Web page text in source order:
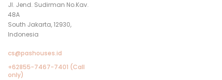
Jl. Jend. Sudirman No.Kav.
48A
South Jakarta, 12930,
Indonesia
cs@pashouses.id
+62855-7467-7401 (Call
only)